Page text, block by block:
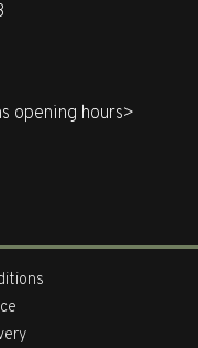
opening hours>